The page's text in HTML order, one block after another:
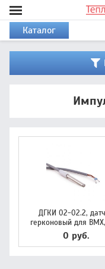
Каталог
ДГКИ 02-02.2,
герконовый для
0 руб.